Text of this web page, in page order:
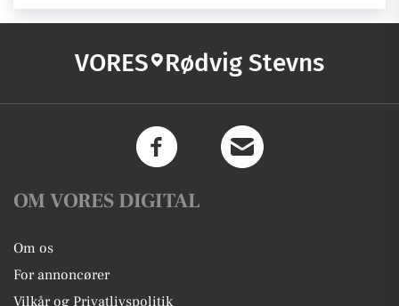
VORES Rødvig Stevns
OM VORES DIGITAL
Om os
For annoncører
Vilkår og Privatlivspolitik